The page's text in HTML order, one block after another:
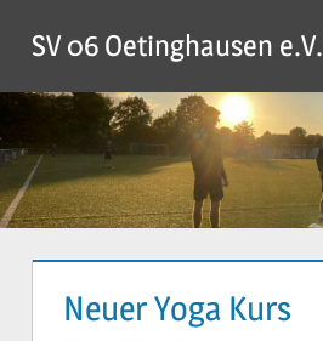
Inhalt
springen
SV 06 Oetinghausen e.V.
Neuer Yoga Kurs